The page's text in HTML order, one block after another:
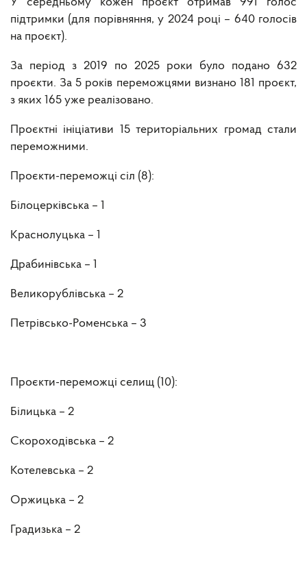
підтримки (для порівняння, у 2024 році – 640 голосів
на проєкт).
За період з 2019 по 2025 роки було подано 632
проєкти. За 5 років переможцями визнано 181 проєкт,
з яких 165 уже реалізовано.
Проєктні ініціативи 15 територіальних громад стали
переможними.
Проєкти-переможці сіл (8):
Білоцерківська – 1
Краснолуцька – 1
Драбинівська – 1
Великорублівська – 2
Петрівсько-Роменська – 3
Проєкти-переможці селищ (10):
Білицька – 2
Скороходівська – 2
Котелевська – 2
Оржицька – 2
Градизька – 2